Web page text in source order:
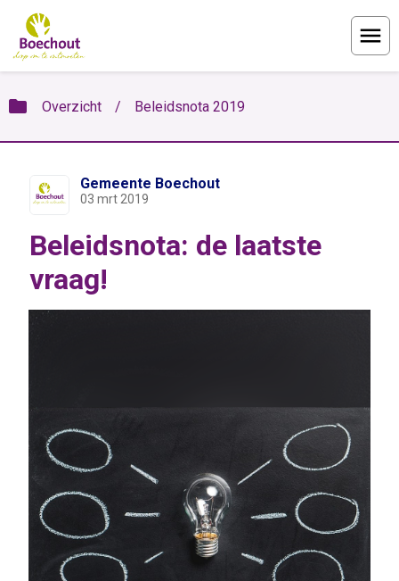
folder Overzicht / Beleidsnota 2019
Gemeente Boechout
03 mrt 2019
Beleidsnota: de laatste
vraag!